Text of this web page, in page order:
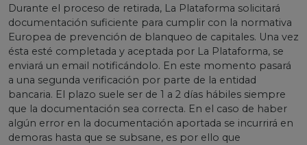
Durante el proceso de retirada, La Plataforma solicitará
documentación suficiente para cumplir con la normativa
Europea de prevención de blanqueo de capitales. Una vez
ésta esté completada y aceptada por La Plataforma, se
enviará un email notificándolo. En este momento pasará
a una segunda verificación por parte de la entidad
bancaria. El plazo suele ser de 1 a 2 días hábiles siempre
que la documentación sea correcta. En el caso de haber
algún error en la documentación aportada se incurrirá en
demoras hasta que se subsane, es por ello que